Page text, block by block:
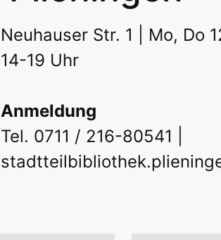
Neuhauser Str. 1 | Mo, Do
14-19 Uhr
Anmeldung
Tel. 0711 / 216-80541 |